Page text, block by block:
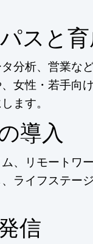
スと
分析、営業な
女性・若手向
ます。
導入
、リモートワ
ライフステー
信